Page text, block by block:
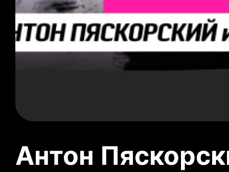
Антон